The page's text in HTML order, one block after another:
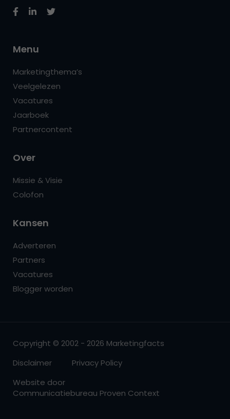
Menu
Marketingthema’s
Veelgelezen
Vacatures
Jaarboek
Partnercontent
Over
Missie & Visie
Colofon
Kansen
Adverteren
Partners
Vacatures
Blogger worden
Copyright © 2002 - 2026 Marketingfacts
Disclaimer
Privacy Policy
Website door
Communicatiebureau Proven Context